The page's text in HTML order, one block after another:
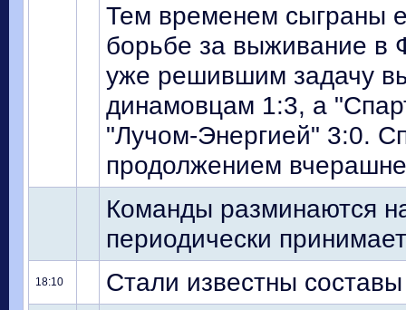
Тем временем сыграны
борьбе за выживание в
уже решившим задачу
динамовцам 1:3, а
"Лучом-Энергией" 3:0.
продолжением
Команды разминаются
периодически
18:10
Стали известны